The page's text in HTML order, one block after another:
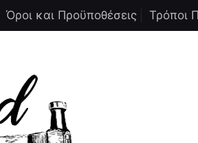
Όροι και Προϋποθέσεις Τρόποι